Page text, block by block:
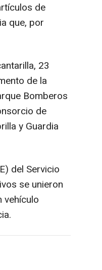
de
que, por
23
de la
Bomberos
de
y Guardia
del Servicio
se unieron